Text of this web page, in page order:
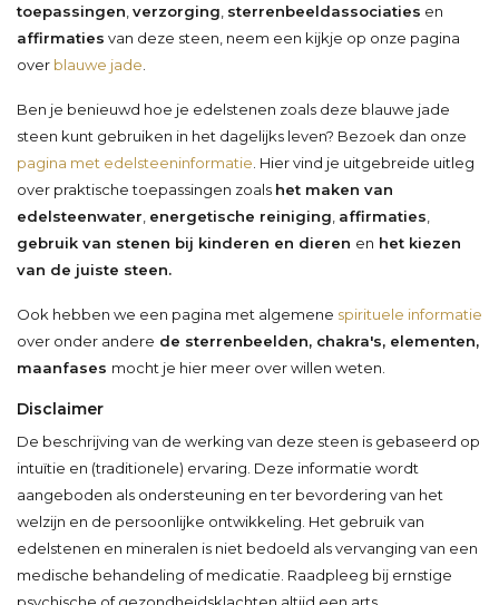
toepassingen verzorging sterrenbeeldassociaties en
affirmaties van deze steen, neem een kijkje op onze pagina
over blauwe jade
Ben je benieuwd hoe je edelstenen zoals deze blauwe jade
steen kunt gebruiken in het dagelijks leven? Bezoek dan onze
pagina met edelsteeninformatie . Hier vind je uitgebreide uitleg
over praktische toepassingen zoals het maken van
edelsteenwater energetische reiniging affirmaties
gebruik van stenen bij kinderen en dieren en het kiezen
van de juiste steen.
Ook hebben we een pagina met algemene spirituele informatie
over onder andere de sterrenbeelden, chakra's, elementen,
maanfases mocht je hier meer over willen weten.
Disclaimer
De beschrijving van de werking van deze steen is gebaseerd op
intuïtie en (traditionele) ervaring. Deze informatie wordt
aangeboden als ondersteuning en ter bevordering van het
welzijn en de persoonlijke ontwikkeling. Het gebruik van
edelstenen en mineralen is niet bedoeld als vervanging van een
medische behandeling of medicatie. Raadpleeg bij ernstige
psychische of gezondheidsklachten altijd een arts.